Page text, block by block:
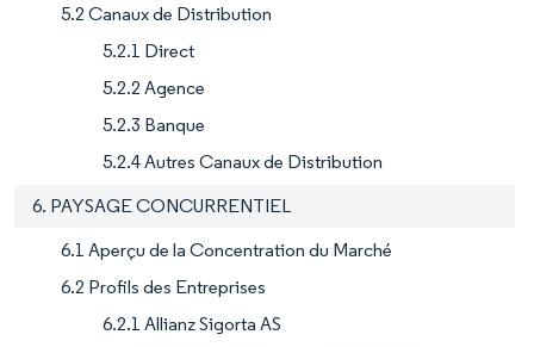
5.2 Canaux de Distribution
5.2.1 Direct
5.2.2 Agence
5.2.3 Banque
5.2.4 Autres Canaux de Distribution
6. PAYSAGE CONCURRENTIEL
6.1 Aperçu de la Concentration du Marché
6.2 Profils des Entreprises
6.2.1 Allianz Sigorta AS